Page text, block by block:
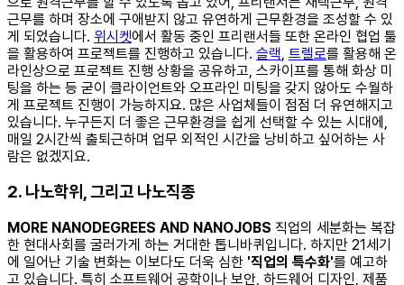
근무를 하며 장소에 구애받지 않고 유연하게 근무환경을 조성할 수 있
게 되었습니다. 위시켓에서 활동 중인 프리랜서들 또한 온라인 협업 툴
을 활용하여 프로젝트를 진행하고 있습니다. 슬랙 트렐로를 활용해 온
라인상으로 프로젝트 진행 상황을 공유하고, 스카이프를 통해 화상 미
팅을 하는 등 굳이 클라이언트와 오프라인 미팅을 갖지 않아도 수월하
게 프로젝트 진행이 가능하지요. 많은 사업체들이 점점 더 유연해지고
있습니다. 누구든지 더 좋은 근무환경을 쉽게 선택할 수 있는 시대에,
매일 2시간씩 출퇴근하며 업무 외적인 시간을 낭비하고 싶어하는 사
람은 없겠지요.
2. 나노학위, 그리고 나노직종
MORE NANODEGREES AND NANOJOBS 직업의 세분화는 복잡
한 현대사회를 굴러가게 하는 거대한 톱니바퀴입니다. 하지만 21세기
에 일어난 기술 변화는 이보다도 더욱 심한 '직업의 특수화'를 예고하
고 있습니다. 특히 소프트웨어 공학이나 보안, 하드웨어 디자인, 제품